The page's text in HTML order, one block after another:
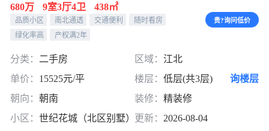
680万 9室3厅4卫 438㎡
品质小区 南北通透 交通便利
随时看房
绿化率高
产权满2年
贵?询问低价
分类： 二手房 区域： 江北
单价： 15525元/平 楼层： 低层(共3层)
询楼层
朝向： 朝南 装修： 精装修
小区： 世纪花城（北区别墅） 更新： 2026-08-04